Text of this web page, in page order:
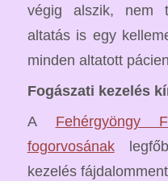
végig alszik, nem
altatás is egy
minden altatott
Fogászati kezelés
A Fehérgyöngy
fogorvosának
kezelés